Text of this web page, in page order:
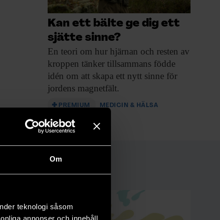
Om
teknologi såsom
annonser och innehåll,
Kan ett bälte ge dig ett
sjätte sinne?
En teori om hur hjärnan och resten av
kroppen tänker tillsammans födde
idén om att skapa ett nytt sinne för
jordens magnetfält.
PREMIUM MEDICIN & HÄLSA